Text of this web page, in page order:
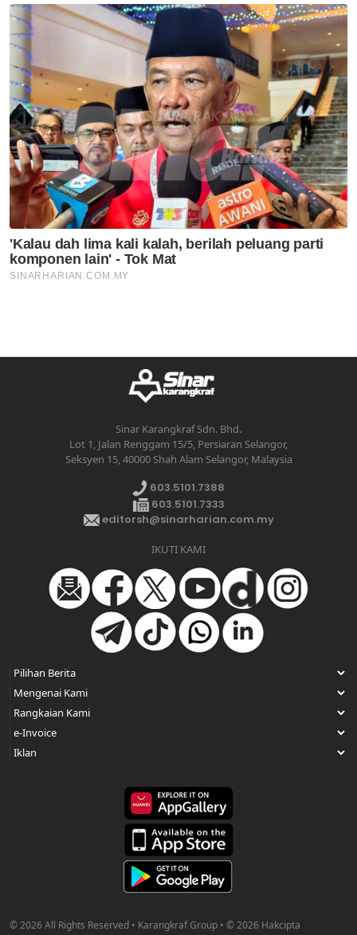
Sinar Karangkraf Sdn. Bhd.
Lot 1, Jalan Renggam 15/5, Persiaran Selangor,
Seksyen 15, 40000 Shah Alam Selangor, Malaysia
603.5101.7388
603.5101.7333
editorsh@sinarharian.com.my
IKUTI KAMI
© 2026 All Rights Reserved • Karangkraf Group • © 2026 Hakcipta